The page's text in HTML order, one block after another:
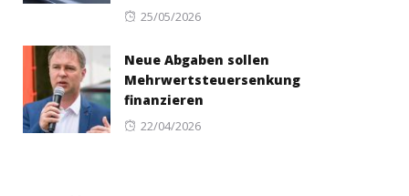
Posted
25/05/2026
Neue Abgaben sollen
Mehrwertsteuersenkung
finanzieren
Posted
22/04/2026